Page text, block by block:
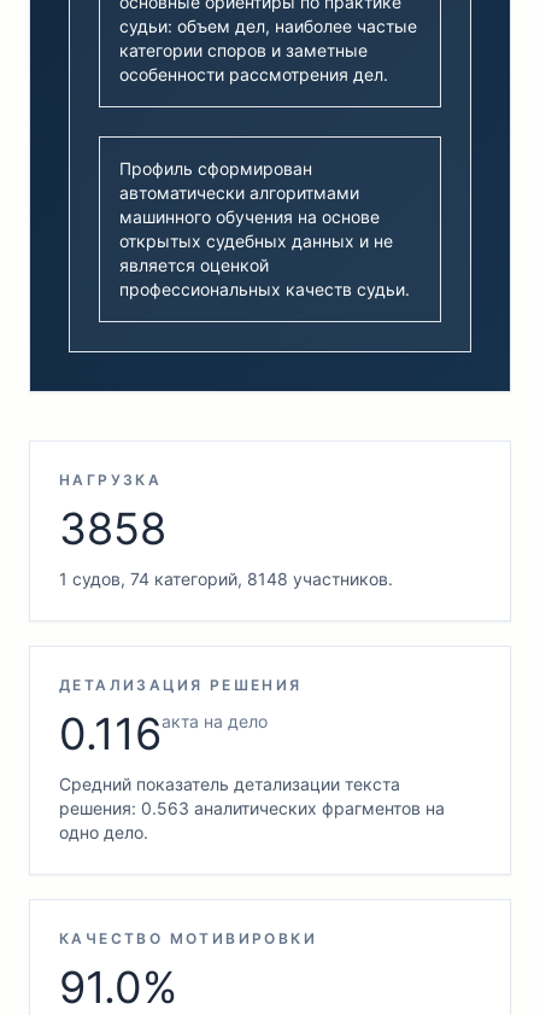
судьи: объем дел, наиболее частые
категории споров и заметные
особенности рассмотрения дел.
Профиль сформирован
автоматически алгоритмами
машинного обучения на основе
открытых судебных данных и не
является оценкой
профессиональных качеств судьи.
НАГРУЗКА
3858
1 судов, 74 категорий, 8148 участников.
ДЕТАЛИЗАЦИЯ РЕШЕНИЯ
0.116акта на дело
Средний показатель детализации текста
решения: 0.563 аналитических фрагментов на
одно дело.
КАЧЕСТВО МОТИВИРОВКИ
91.0%